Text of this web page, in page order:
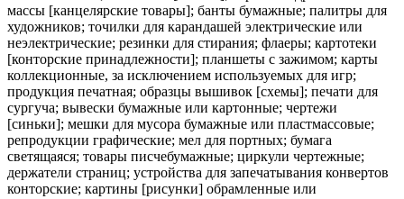
массы [канцелярские товары]; банты бумажные; палитры для
художников; точилки для карандашей электрические или
неэлектрические; резинки для стирания; флаеры; картотеки
[конторские принадлежности]; планшеты с зажимом; карты
коллекционные, за исключением используемых для игр;
продукция печатная; образцы вышивок [схемы]; печати для
сургуча; вывески бумажные или картонные; чертежи
[синьки]; мешки для мусора бумажные или пластмассовые;
репродукции графические; мел для портных; бумага
светящаяся; товары писчебумажные; циркули чертежные;
держатели страниц; устройства для запечатывания конвертов
конторские; картины [рисунки] обрамленные или